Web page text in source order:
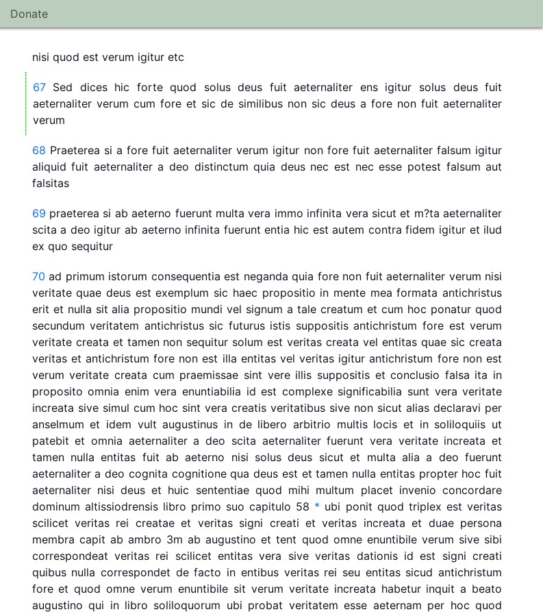
Donatepossum
fore semper fuerit a deo scitum et possum facere quod fore numquam fuerit a deo scitum
nisi quod est verum igitur etc
67 Sed dices hic forte quod solus deus fuit aeternaliter ens igitur solus deus fuit
aeternaliter verum cum fore et sic de similibus non sic deus a fore non fuit aeternaliter
verum
68 Praeterea si a fore fuit aeternaliter verum igitur non fore fuit aeternaliter falsum igitur
aliquid fuit aeternaliter a deo distinctum quia deus nec est nec esse potest falsum aut
falsitas
69 praeterea si ab aeterno fuerunt multa vera immo infinita vera sicut et m?ta aeternaliter
scita a deo igitur ab aeterno infinita fuerunt entia hic est autem contra fidem igitur et ilud
ex quo sequitur
70 ad primum istorum consequentia est neganda quia fore non fuit aeternaliter verum nisi
veritate quae deus est exemplum sic haec propositio in mente mea formata antichristus
erit et nulla sit alia propositio mundi vel signum a tale creatum et cum hoc ponatur quod
secundum veritatem antichristus sic futurus istis suppositis antichristum fore est verum
veritate creata et tamen non sequitur solum est veritas creata vel entitas quae sic creata
veritas et antichristum fore non est illa entitas vel veritas igitur antichristum fore non est
verum veritate creata cum praemissae sint vere illis suppositis et conclusio falsa ita in
proposito omnia enim vera enuntiabilia id est complexe significabilia sunt vera veritate
increata sive simul cum hoc sint vera creatis veritatibus sive non sicut alias declaravi per
anselmum et idem vult augustinus in de libero arbitrio multis locis et in soliloquiis ut
patebit et omnia aeternaliter a deo scita aeternaliter fuerunt vera veritate increata et
tamen nulla entitas fuit ab aeterno nisi solus deus sicut et multa alia a deo fuerunt
aeternaliter a deo cognita cognitione qua deus est et tamen nulla entitas propter hoc fuit
aeternaliter nisi deus et huic sententiae quod mihi multum placet invenio concordare
dominum altissiodrensis libro primo suo capitulo 58 * ubi ponit quod triplex est veritas
scilicet veritas rei creatae et veritas signi creati et veritas increata et duae persona
membra capit ab ambro 3m ab augustino et tent quod omne enuntibile verum sive sibi
correspondeat veritas rei scilicet entitas vera sive veritas dationis id est signi creati
quibus nulla correspondet de facto in entibus veritas rei seu entitas sicud antichristum
fore et quod omne verum enuntibile sit verum veritate increata habetur inquit a beato
augustino qui in libro soliloquorum ubi probat veritatem esse aeternam per hoc quod